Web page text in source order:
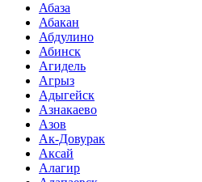
Абаза
Абакан
Абдулино
Абинск
Агидель
Агрыз
Адыгейск
Азнакаево
Азов
Ак-Довурак
Аксай
Алагир